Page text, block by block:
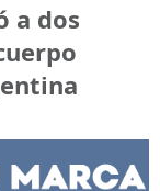
a dos